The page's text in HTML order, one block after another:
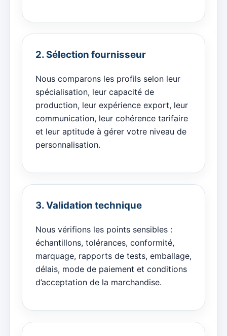
2. Sélection fournisseur
Nous comparons les profils selon leur
spécialisation, leur capacité de
production, leur expérience export, leur
communication, leur cohérence tarifaire
et leur aptitude à gérer votre niveau de
personnalisation.
3. Validation technique
Nous vérifions les points sensibles :
échantillons, tolérances, conformité,
marquage, rapports de tests, emballage,
délais, mode de paiement et conditions
d’acceptation de la marchandise.